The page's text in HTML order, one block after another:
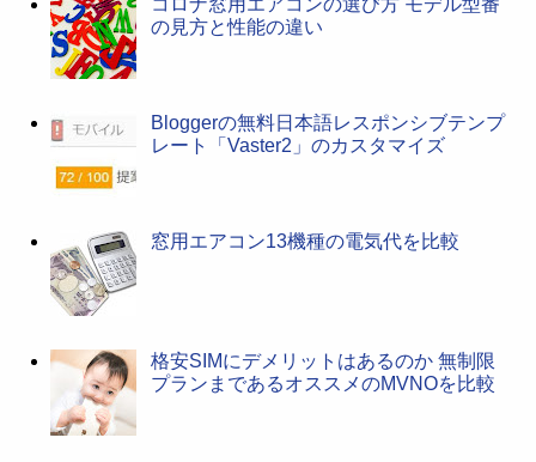
の見方と性能の違い
Bloggerの無料日本語レスポンシブテンプ
レート「Vaster2」のカスタマイズ
窓用エアコン13機種の電気代を比較
格安SIMにデメリットはあるのか 無制限
プランまであるオススメのMVNOを比較